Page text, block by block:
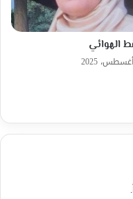
الهوائي